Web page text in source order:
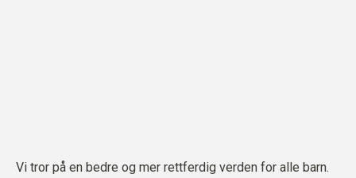
Vi tror på en bedre og mer rettferdig verden for alle barn.